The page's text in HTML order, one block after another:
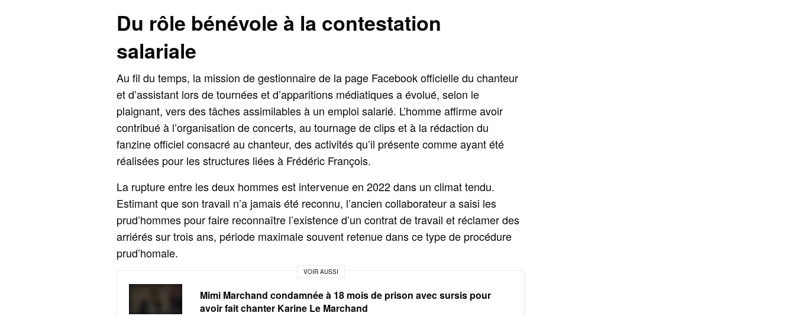
Du rôle bénévole à la contestation
salariale
Au fil du temps, la mission de gestionnaire de la page Facebook officielle du chanteur
et d’assistant lors de tournées et d’apparitions médiatiques a évolué, selon le
plaignant, vers des tâches assimilables à un emploi salarié. L’homme affirme avoir
contribué à l’organisation de concerts, au tournage de clips et à la rédaction du
fanzine officiel consacré au chanteur, des activités qu’il présente comme ayant été
réalisées pour les structures liées à Frédéric François.
La rupture entre les deux hommes est intervenue en 2022 dans un climat tendu.
Estimant que son travail n’a jamais été reconnu, l’ancien collaborateur a saisi les
prud’hommes pour faire reconnaître l’existence d’un contrat de travail et réclamer des
arriérés sur trois ans, période maximale souvent retenue dans ce type de procédure
prud’homale.
VOIR AUSSI
Mimi Marchand condamnée à 18 mois de prison avec sursis pour
avoir fait chanter Karine Le Marchand